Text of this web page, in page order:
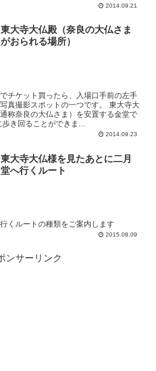
2014.09.21
東大寺大仏殿（奈良の大仏さま
がおられる場所）
チケット買ったら、入場口手前の左手
真撮影スポットの一つです。 東大寺大
称奈良の大仏さま）を安置する金堂で
き回ることができま...
2014.09.23
東大寺大仏様を見たあとに二月
堂へ行くルート
くルートの種類をご案内します
2015.08.09
ンサーリンク